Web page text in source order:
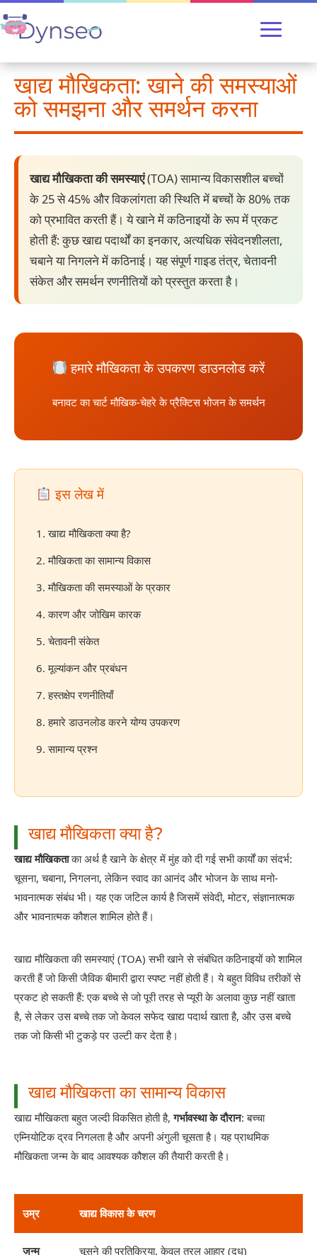
खाद्य मौखिकता: खाने की समस्याओं
को समझना और समर्थन करना
खाद्य मौखिकता की समस्याएं(TOA) सामान्य विकासशील बच्चों
के 25 से 45% और विकलांगता की स्थिति में बच्चों के 80% तक
को प्रभावित करती हैं। ये खाने में कठिनाइयों के रूप में प्रकट
होती हैं: कुछ खाद्य पदार्थों का इनकार, अत्यधिक संवेदनशीलता,
चबाने या निगलने में कठिनाई। यह संपूर्ण गाइड तंत्र, चेतावनी
संकेत और समर्थन रणनीतियों को प्रस्तुत करता है।
हमारे मौखिकता के उपकरण डाउनलोड करें
बनावट का चार्ट मौखिक-चेहरे के प्रैक्टिस भोजन के समर्थन
इस लेख में
1. खाद्य मौखिकता क्या है?
2. मौखिकता का सामान्य विकास
3. मौखिकता की समस्याओं के प्रकार
4. कारण और जोखिम कारक
5. चेतावनी संकेत
6. मूल्यांकन और प्रबंधन
7. हस्तक्षेप रणनीतियाँ
8. हमारे डाउनलोड करने योग्य उपकरण
9. सामान्य प्रश्न
खाद्य मौखिकता क्या है?
खाद्य मौखिकताका अर्थ है खाने के क्षेत्र में मुंह को दी गई सभी कार्यों का संदर्भ:
चूसना, चबाना, निगलना, लेकिन स्वाद का आनंद और भोजन के साथ मनो-
भावनात्मक संबंध भी। यह एक जटिल कार्य है जिसमें संवेदी, मोटर, संज्ञानात्मक
और भावनात्मक कौशल शामिल होते हैं।
खाद्य मौखिकता की समस्याएं (TOA) सभी खाने से संबंधित कठिनाइयों को शामिल
करती हैं जो किसी जैविक बीमारी द्वारा स्पष्ट नहीं होती हैं। ये बहुत विविध तरीकों से
प्रकट हो सकती हैं: एक बच्चे से जो पूरी तरह से प्यूरी के अलावा कुछ नहीं खाता
है, से लेकर उस बच्चे तक जो केवल सफेद खाद्य पदार्थ खाता है, और उस बच्चे
तक जो किसी भी टुकड़े पर उल्टी कर देता है।
खाद्य मौखिकता का सामान्य विकास
खाद्य मौखिकता बहुत जल्दी विकसित होती है,गर्भावस्था के दौरान: बच्चा
एम्नियोटिक द्रव निगलता है और अपनी अंगुली चूसता है। यह प्राथमिक
मौखिकता जन्म के बाद आवश्यक कौशल की तैयारी करती है।
उम्र खाद्य विकास के चरण
जन्म चूसने की प्रतिक्रिया, केवल तरल आहार (दूध)